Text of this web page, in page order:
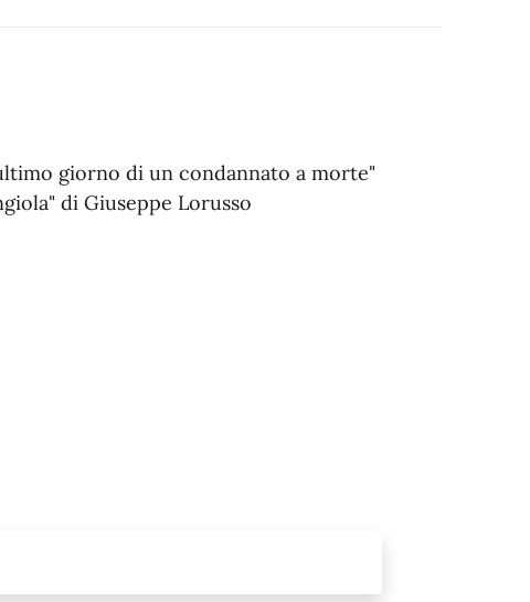
giorno di un condannato a morte"
di Giuseppe Lorusso